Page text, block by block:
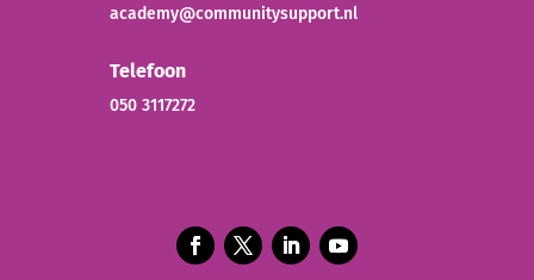
academy@communitysupport.nl
Telefoon
050 3117272